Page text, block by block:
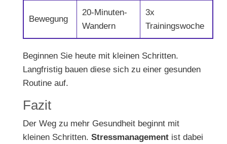
Bewegung
20-Minuten-
Wandern
3x
Trainingswoche
Beginnen Sie heute mit kleinen Schritten.
Langfristig bauen diese sich zu einer gesunden
Routine auf.
Fazit
Der Weg zu mehr Gesundheit beginnt mit
kleinen Schritten. Stressmanagementist dabei